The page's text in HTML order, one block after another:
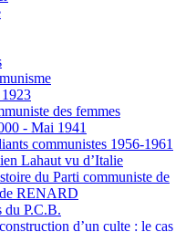
des femmes
- Mai 1941
communistes 1956-1961
Lahaut vu d’Italie
du Parti communiste de
RENARD
du P.C.B.
d’un culte : le cas